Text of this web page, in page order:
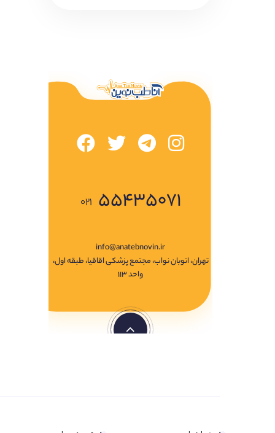
۰۲۱ ۵۵۴۳۵۰۷۱
info@anatebnovin.ir
تهران، اتوبان نواب، مجتمع پزشکی اقاقیا، طبقه اول،
واحد ۱۱۳